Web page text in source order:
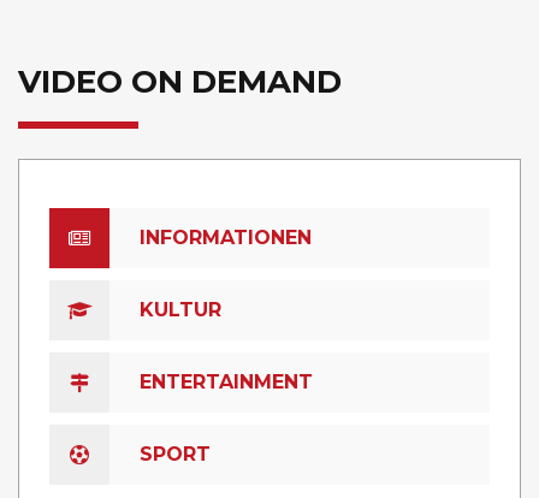
VIDEO ON DEMAND
INFORMATIONEN
KULTUR
ENTERTAINMENT
SPORT